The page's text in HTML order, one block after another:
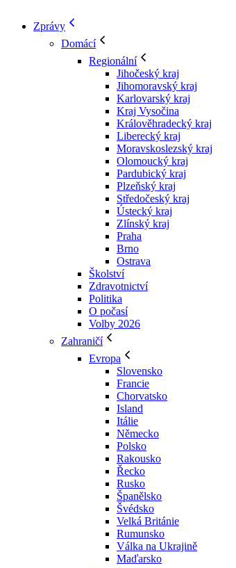
Zprávy
Domácí
Regionální
Jihočeský kraj
Jihomoravský kraj
Karlovarský kraj
Kraj Vysočina
Králověhradecký kraj
Liberecký kraj
Moravskoslezský kraj
Olomoucký kraj
Pardubický kraj
Plzeňský kraj
Středočeský kraj
Ústecký kraj
Zlínský kraj
Praha
Brno
Ostrava
Školství
Zdravotnictví
Politika
O počasí
Volby 2026
Zahraničí
Evropa
Slovensko
Francie
Chorvatsko
Island
Itálie
Německo
Polsko
Rakousko
Řecko
Rusko
Španělsko
Švédsko
Velká Británie
Rumunsko
Válka na Ukrajině
Maďarsko